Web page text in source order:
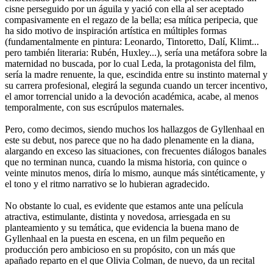
cisne perseguido por un águila y yació con ella al ser aceptado
compasivamente en el regazo de la bella; esa mítica peripecia, que
ha sido motivo de inspiración artística en múltiples formas
(fundamentalmente en pintura: Leonardo, Tintoretto, Dalí, Klimt...
pero también literaria: Rubén, Huxley...), sería una metáfora sobre la
maternidad no buscada, por lo cual Leda, la protagonista del film,
sería la madre renuente, la que, escindida entre su instinto maternal y
su carrera profesional, elegirá la segunda cuando un tercer incentivo,
el amor torrencial unido a la devoción académica, acabe, al menos
temporalmente, con sus escrúpulos maternales.
Pero, como decimos, siendo muchos los hallazgos de Gyllenhaal en
este su debut, nos parece que no ha dado plenamente en la diana,
alargando en exceso las situaciones, con frecuentes diálogos banales
que no terminan nunca, cuando la misma historia, con quince o
veinte minutos menos, diría lo mismo, aunque más sintéticamente, y
el tono y el ritmo narrativo se lo hubieran agradecido.
No obstante lo cual, es evidente que estamos ante una película
atractiva, estimulante, distinta y novedosa, arriesgada en su
planteamiento y su temática, que evidencia la buena mano de
Gyllenhaal en la puesta en escena, en un film pequeño en
producción pero ambicioso en su propósito, con un más que
apañado reparto en el que Olivia Colman, de nuevo, da un recital